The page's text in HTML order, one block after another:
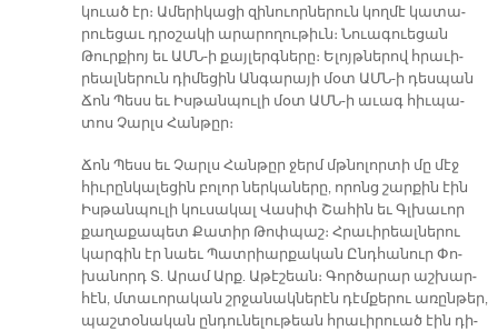
կուած էր։ Ա­մե­րի­կա­ցի զի­նուոր­նե­րուն կող­մէ կա­տա­
րուե­ցաւ դրօ­շա­կի ա­րա­րո­ղու­թիւն։ Նուա­գուե­ցան
Թուր­քիոյ եւ ԱՄՆ-ի քայ­լերգ­նե­րը։ Ե­լոյթ­նե­րով հրա­ւի­
րեալ­նե­րուն դի­մե­ցին Ան­գա­րա­յի մօտ ԱՄՆ-ի դես­պան
Ճոն Պեսս եւ Իս­թան­պու­լի մօտ ԱՄՆ-ի ա­ւագ հիւ­պա­
տոս Չարլս Հան­թըր։
Ճոն Պեսս եւ Չարլս Հան­թըր ջերմ մթնո­լոր­տի մը մէջ
հիւ­րըն­կա­լե­ցին բո­լոր ներ­կա­նե­րը, ո­րոնց շար­քին էին
Իս­թան­պու­լի կու­սա­կալ Վա­սիփ Շա­հին եւ Գլխա­ւոր
քա­ղա­քա­պետ Քա­տիր Թոփ­պաշ։ Հրա­ւի­րեալ­նե­րու
կար­գին էր նաեւ Պատ­րիար­քա­կան Ընդ­հա­նուր Փո­
խա­նորդ Տ. Ա­րամ Արք. Ա­թէ­շեան։ Գոր­ծա­րար աշ­խար­
հէն, մտա­ւո­րա­կան շրջա­նակ­նե­րէն դէմ­քե­րու ա­ռըն­թեր,
պաշ­տօ­նա­կան ըն­դու­նե­լու­թեան հրա­ւի­րուած էին դի­